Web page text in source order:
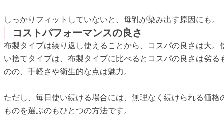
しっかりフィットしていないと、母乳が染み出す原因にも。
コストパフォーマンスの良さ
布製タイプは繰り返し使えることから、コスパの良さは大。
い捨てタイプは、布製タイプに比べるとコスパの良さは劣る
のの、手軽さや衛生的な点は魅力。
ただし、毎日使い続ける場合には、無理なく続けられる価格
ものを選ぶのもひとつの方法です。